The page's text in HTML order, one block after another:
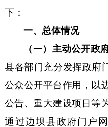
下：
一、总体情况
（一）主动公开政
县各部门充分发挥政府
公众公开平台作用，以
公告、重大建设项目等
通过边坝县政府门户